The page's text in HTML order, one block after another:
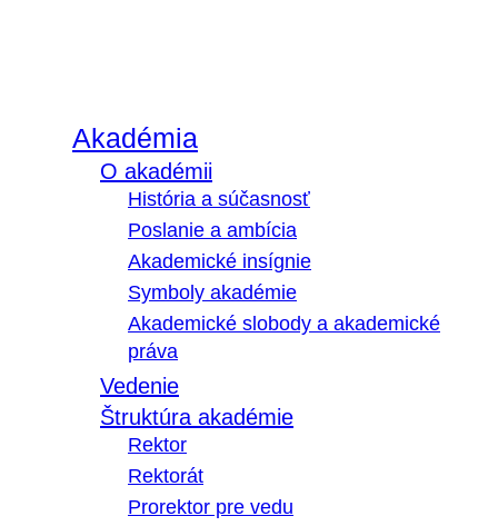
Akadémia
O akadémii
História a súčasnosť
Poslanie a ambícia
Akademické insígnie
Symboly akadémie
Akademické slobody a akademické
práva
Vedenie
Štruktúra akadémie
Rektor
Rektorát
Prorektor pre vedu